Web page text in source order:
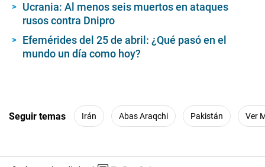
Ucrania: Al menos seis muertos en ataques
rusos contra Dnipro
Efemérides del 25 de abril: ¿Qué pasó en el
mundo un día como hoy?
Seguir temas Irán Abas Araqchi Pakistán Ver